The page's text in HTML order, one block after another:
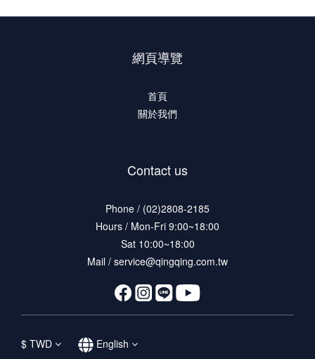
網頁導覽
首頁
關於我們
Contact us
Phone / (02)2808-2185
Hours / Mon-Fri 9:00~18:00
Sat 10:00~18:00
Mail / service@qingqing.com.tw
$ TWD English